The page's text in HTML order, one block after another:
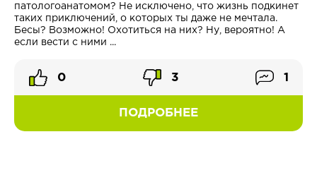
патологоанатомом? Не исключено, что жизнь подкинет
таких приключений, о которых ты даже не мечтала.
Бесы? Возможно! Охотиться на них? Ну, вероятно! А
если вести с ними ...
ПОДРОБНЕЕ
0 3 1